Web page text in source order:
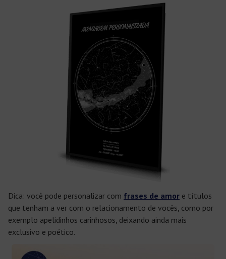
Dica: você pode personalizar com frases de amor e títulos
que tenham a ver com o relacionamento de vocês, como por
exemplo apelidinhos carinhosos, deixando ainda mais
exclusivo e poético.